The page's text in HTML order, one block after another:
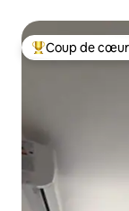
Coups de cœur
Coup de